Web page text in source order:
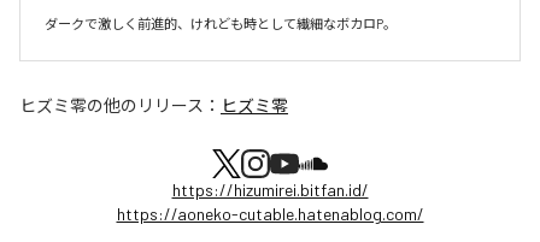
ダークで激しく前進的、けれども時として繊細なボカロP。
ヒズミ零の他のリリース： ヒズミ零
https://hizumirei.bitfan.id/
https://aoneko-cutable.hatenablog.com/